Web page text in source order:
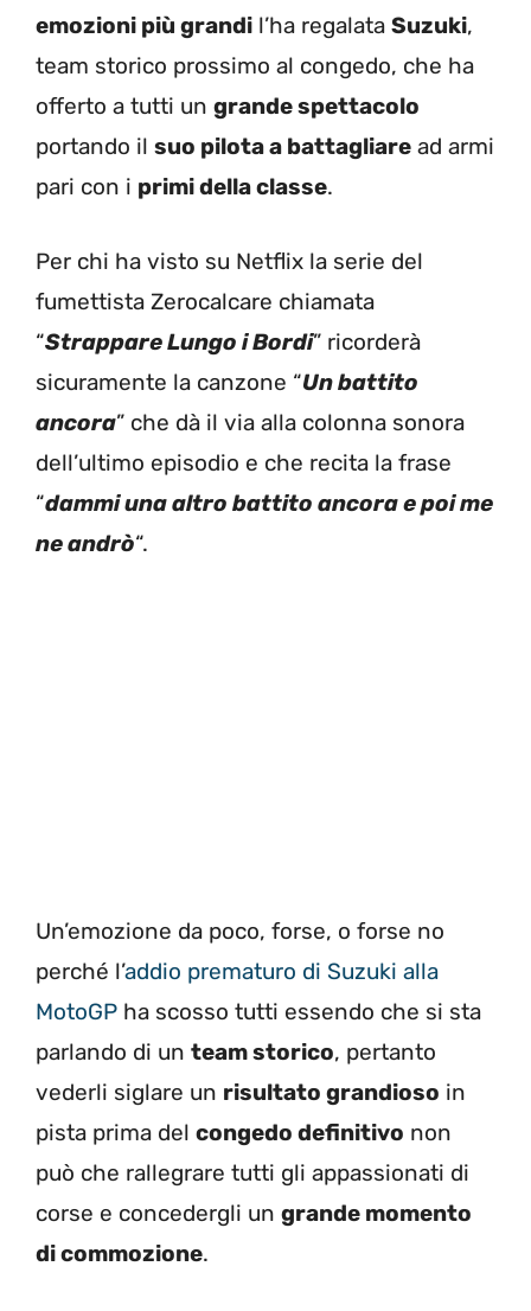
emozioni più grandi l’ha regalata Suzuki,
team storico prossimo al congedo, che ha
offerto a tutti un grande spettacolo
portando il suo pilota a battagliare ad armi
pari con i primi della classe.
Per chi ha visto su Netflix la serie del
fumettista Zerocalcare chiamata
“Strappare Lungo i Bordi” ricorderà
sicuramente la canzone “Un battito
ancora” che dà il via alla colonna sonora
dell’ultimo episodio e che recita la frase
“dammi una altro battito ancora e poi me
ne andrò“.
Un’emozione da poco, forse, o forse no
perché l’addio prematuro di Suzuki alla
MotoGP ha scosso tutti essendo che si sta
parlando di un team storico, pertanto
vederli siglare un risultato grandioso in
pista prima del congedo definitivo non
può che rallegrare tutti gli appassionati di
corse e concedergli un grande momento
di commozione.